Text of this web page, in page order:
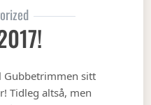
Gubbetrimmen sitt
Tidleg altså, men